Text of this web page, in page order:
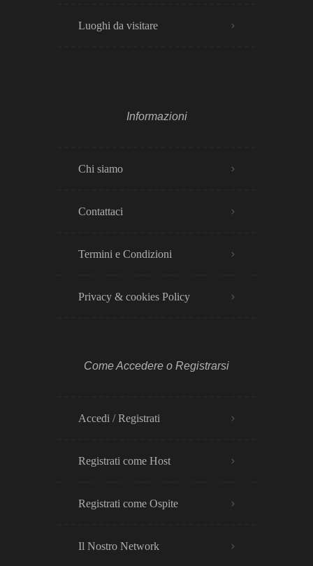
Luoghi da visitare
Informazioni
Chi siamo
Contattaci
Termini e Condizioni
Privacy & cookies Policy​
Come Accedere o Registrarsi
Accedi / Registrati
Registrati come Host
Registrati come Ospite
Il Nostro Network